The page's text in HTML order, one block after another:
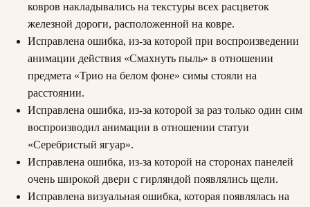
ковров накладывались на текстуры всех расцветок
железной дороги, расположенной на ковре.
Исправлена ошибка, из-за которой при воспроизведении
анимации действия «Смахнуть пыль» в отношении
предмета «Трио на белом фоне» симы стояли на
расстоянии.
Исправлена ошибка, из-за которой за раз только один сим
воспроизводил анимации в отношении статуи
«Серебристый ягуар».
Исправлена ошибка, из-за которой на сторонах панелей
очень широкой двери с гирляндой появлялись щели.
Исправлена визуальная ошибка, которая появлялась на